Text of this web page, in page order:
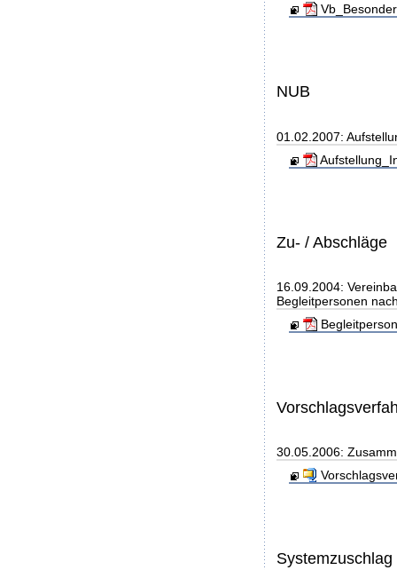
NUB
01.02.2007:
Zu- / Abschläge
16.09.2004:
Begleitpersonen
30.05.2006:
Systemzuschlag